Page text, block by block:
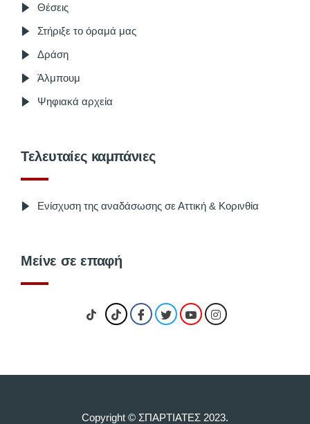
Θέσεις
Στήριξε το όραμά μας
Δράση
Άλμπουμ
Ψηφιακά αρχεία
Τελευταίες καμπάνιες
Ενίσχυση της αναδάσωσης σε Αττική & Κορινθία
Μείνε σε επαφή
Copyright © ΣΠΑΡΤΙΑΤΕΣ 2023.